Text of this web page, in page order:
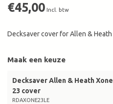
€45,00 Incl. btw
Decksaver cover for Allen & Heath
Maak een keuze
Decksaver Allen & Heath Xone
23 cover
RDAXONE23LE